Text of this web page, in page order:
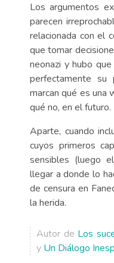
Los argumentos
parecen
relacionada con el
que tomar
neonazi y hubo
perfectamente su
marcan qué es una
qué no, en el futuro.
Aparte, cuando
cuyos primeros
sensibles (luego
llegar a donde lo
de censura en
la herida.
Autor de Los
y Un Diálogo